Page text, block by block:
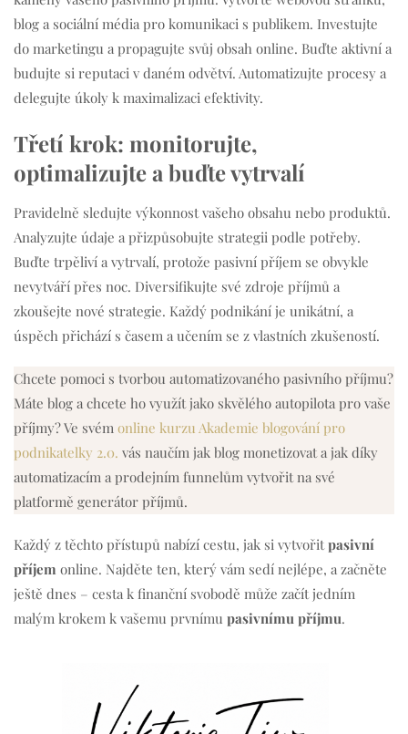
blog a sociální média pro komunikaci s publikem. Investujte
do marketingu a propagujte svůj obsah online. Buďte aktivní a
budujte si reputaci v daném odvětví. Automatizujte procesy a
delegujte úkoly k maximalizaci efektivity.
Třetí krok: monitorujte,
optimalizujte a buďte vytrvalí
Pravidelně sledujte výkonnost vašeho obsahu nebo produktů.
Analyzujte údaje a přizpůsobujte strategii podle potřeby.
Buďte trpěliví a vytrvalí, protože pasivní příjem se obvykle
nevytváří přes noc. Diversifikujte své zdroje příjmů a
zkoušejte nové strategie. Každý podnikání je unikátní, a
úspěch přichází s časem a učením se z vlastních zkušeností.
Chcete pomoci s tvorbou automatizovaného pasivního příjmu?
Máte blog a chcete ho využít jako skvělého autopilota pro vaše
příjmy? Ve svém online kurzu Akademie blogování pro
podnikatelky 2.0. vás naučím jak blog monetizovat a jak díky
automatizacím a prodejním funnelům vytvořit na své
platformě generátor příjmů.
Každý z těchto přístupů nabízí cestu, jak si vytvořitpasivní
příjem online. Najděte ten, který vám sedí nejlépe, a začněte
ještě dnes – cesta k finanční svobodě může začít jedním
malým krokem k vašemu prvnímu pasivnímu příjmu.